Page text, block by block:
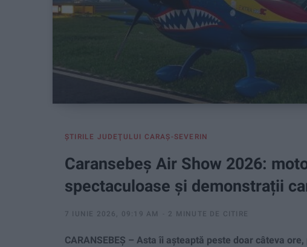
ŞTIRILE JUDEŢULUI CARAŞ-SEVERIN
Caransebeș Air Show 2026:
spectaculoase și demonstrații
7 IUNIE 2026, 09:19 AM 2 MINUTE DE CITIRE
CARANSEBEȘ – Asta îi așteaptă peste doar câteva